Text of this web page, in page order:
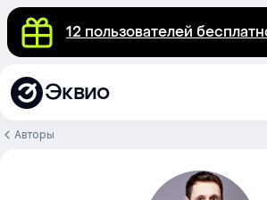
12 пользователей
Эквио
Авторы